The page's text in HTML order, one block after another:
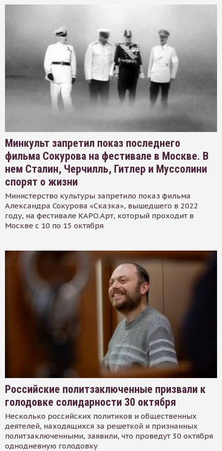
Минкульт запретил показ последнего
фильма Сокурова на фестивале в Москве. В
нем Сталин, Черчилль, Гитлер и Муссолини
спорят о жизни
Министерство культуры запретило показ фильма
Александра Сокурова «Сказка», вышедшего в 2022
году, на фестивале КАРО.Арт, который проходит в
Москве с 10 по 15 октября
Российские политзаключенные призвали к
голодовке солидарности 30 октября
Несколько российских политиков и общественных
деятелей, находящихся за решеткой и признанных
политзаключенными, заявили, что проведут 30 октября
однодневную голодовку